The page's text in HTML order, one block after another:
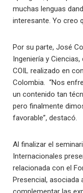
muchas lenguas
interesante. Yo creo
Por su parte, José
Ingeniería y
COIL realizado en
Colombia. “Nos
un contenido tan
pero finalmente
favorable”, destacó.
Al finalizar el
Internacionales
relacionada con el
Presencial, asociada